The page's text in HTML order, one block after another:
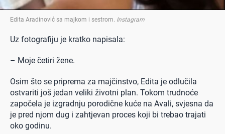
Edita Aradinović sa majkom i sestrom. Instagram
Uz fotografiju je kratko napisala:
– Moje četiri žene.
Osim što se priprema za majčinstvo, Edita je odlučila
ostvariti još jedan veliki životni plan. Tokom trudnoće
započela je izgradnju porodične kuće na Avali, svjesna da
je pred njom dug i zahtjevan proces koji bi trebao trajati
oko godinu.